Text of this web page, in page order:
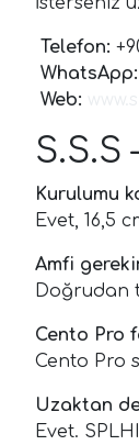
Telefon:
WhatsApp:
Web:
Kurulumu
Evet, 16,5
Amfi
Doğrudan
Cento Pro
Cento Pro
Uzaktan
Evet.